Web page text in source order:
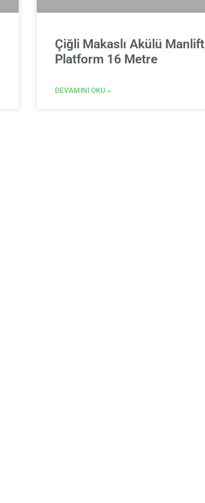
Çiğli Makaslı Akülü Manlift
Platform 16 Metre
DEVAMINI OKU »